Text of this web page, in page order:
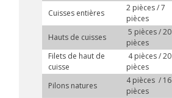
Cuisses entières
2 pièces / 7
pièces
Hauts de cuisses
5 pièces / 20
pièces
Filets de haut de
cuisse
4 pièces / 20
pièces
Pilons natures
4 pièces / 16
pièces